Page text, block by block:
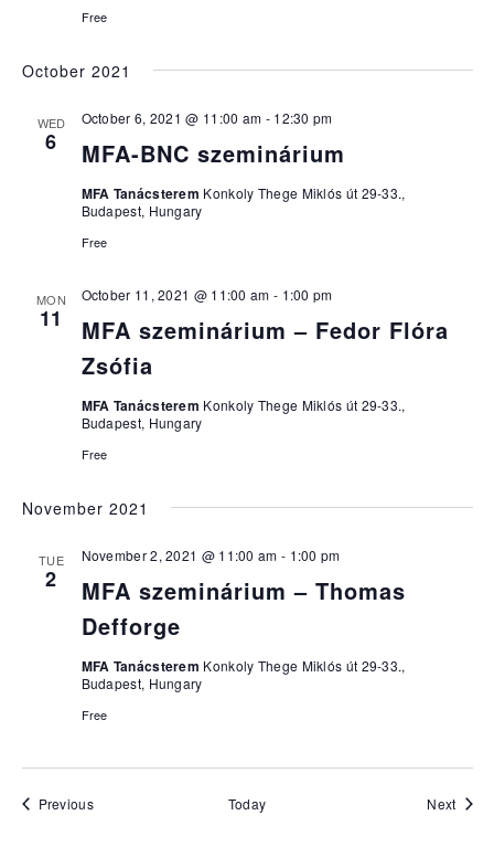
Free
October 2021
WED
6 MFA-BNC szeminárium
October 6, 2021 @ 11:00 am - 12:30 pm
MFA Tanácsterem Konkoly Thege Miklós út 29-33.,
Budapest, Hungary
Free
MON
11
MFA szeminárium – Fedor Flóra
Zsófia
October 11, 2021 @ 11:00 am - 1:00 pm
MFA Tanácsterem Konkoly Thege Miklós út 29-33.,
Budapest, Hungary
Free
November 2021
TUE
2
MFA szeminárium – Thomas
Defforge
November 2, 2021 @ 11:00 am - 1:00 pm
MFA Tanácsterem Konkoly Thege Miklós út 29-33.,
Budapest, Hungary
Free
PreviousEvents Today Next